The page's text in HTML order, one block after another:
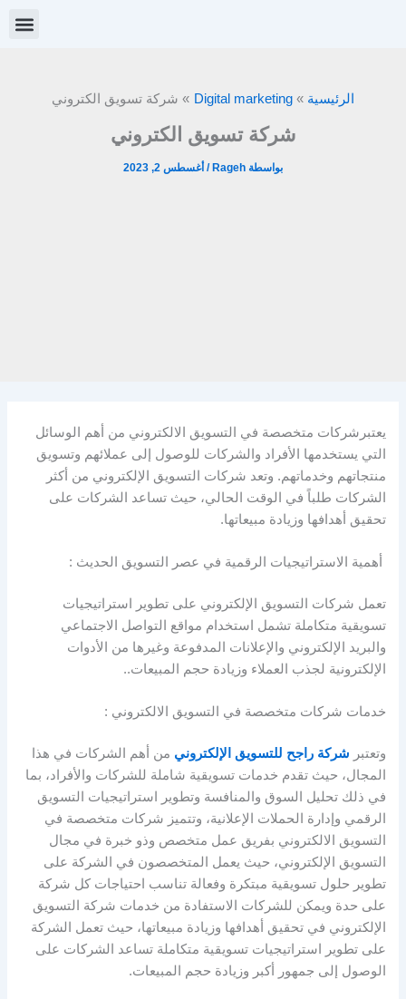
الرئيسية Digital marketing شركة تسويق الكتروني
شركة تسويق الكتروني
بواسطة Rageh
/ أغسطس 2, 2023
يعتبرشركات متخصصة في التسويق الالكتروني من أهم الوسائل
التي يستخدمها الأفراد والشركات للوصول إلى عملائهم وتسويق
منتجاتهم وخدماتهم. وتعد شركات التسويق الإلكتروني من أكثر
الشركات طلباً في الوقت الحالي، حيث تساعد الشركات على
تحقيق أهدافها وزيادة مبيعاتها.
أهمية الاستراتيجيات الرقمية في عصر التسويق الحديث :
تعمل شركات التسويق الإلكتروني على تطوير استراتيجيات
تسويقية متكاملة تشمل استخدام مواقع التواصل الاجتماعي
والبريد الإلكتروني والإعلانات المدفوعة وغيرها من الأدوات
الإلكترونية لجذب العملاء وزيادة حجم المبيعات..
خدمات شركات متخصصة في التسويق الالكتروني :
وتعتبر شركة راجح للتسويق الإلكتروني من أهم الشركات في هذا
المجال، حيث تقدم خدمات تسويقية شاملة للشركات والأفراد، بما
في ذلك تحليل السوق والمنافسة وتطوير استراتيجيات التسويق
الرقمي وإدارة الحملات الإعلانية، وتتميز شركات متخصصة في
التسويق الالكتروني بفريق عمل متخصص وذو خبرة في مجال
التسويق الإلكتروني، حيث يعمل المتخصصون في الشركة على
تطوير حلول تسويقية مبتكرة وفعالة تناسب احتياجات كل شركة
على حدة ويمكن للشركات الاستفادة من خدمات شركة التسويق
الإلكتروني في تحقيق أهدافها وزيادة مبيعاتها، حيث تعمل الشركة
على تطوير استراتيجيات تسويقية متكاملة تساعد الشركات على
الوصول إلى جمهور أكبر وزيادة حجم المبيعات.